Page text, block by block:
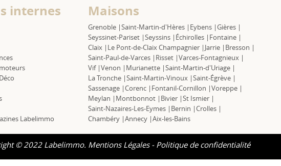
internes
Labelimmo
Maisons
Grenoble |Saint-Martin-d'Hères | Eybens |Gières |
Seyssinet-Pariset |Seyssins | Échirolles | Fontaine |
Claix | Le Pont-de-Claix Champagnier | Jarrie | Bresson |
Saint-Paul-de-Varces | Risset |Varces-Fontagnieux |
Vif |Venon | Murianette |Saint-Martin-d'Uriage |
La Tronche |Saint-Martin-Vinoux |Saint-Égrève |
Sassenage |Corenc | Fontanil-Cornillon |Voreppe |
Meylan | Montbonnot | Bivier |St Ismier |
Saint-Nazaires-Les-Eymes | Bernin |Crolles |
Chambéry |Annecy |Aix-les-Bains
© 2022 Labelimmo. Mentions Légales- Politique de confidentialité